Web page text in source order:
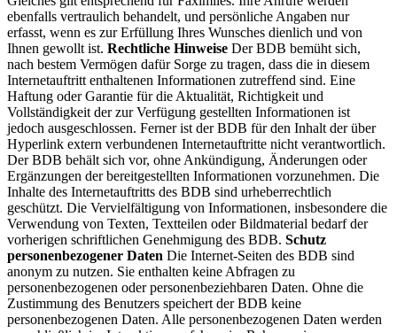
ebenfalls vertraulich behandelt, und persönliche Angaben nur
erfasst, wenn es zur Erfüllung Ihres Wunsches dienlich und von
Ihnen gewollt ist. Rechtliche Hinweise Der BDB bemüht sich,
nach bestem Vermögen dafür Sorge zu tragen, dass die in diesem
Internetauftritt enthaltenen Informationen zutreffend sind. Eine
Haftung oder Garantie für die Aktualität, Richtigkeit und
Vollständigkeit der zur Verfügung gestellten Informationen ist
jedoch ausgeschlossen. Ferner ist der BDB für den Inhalt der über
Hyperlink extern verbundenen Internetauftritte nicht verantwortlich.
Der BDB behält sich vor, ohne Ankündigung, Änderungen oder
Ergänzungen der bereitgestellten Informationen vorzunehmen. Die
Inhalte des Internetauftritts des BDB sind urheberrechtlich
geschützt. Die Vervielfältigung von Informationen, insbesondere die
Verwendung von Texten, Textteilen oder Bildmaterial bedarf der
vorherigen schriftlichen Genehmigung des BDB. Schutz
personenbezogener Daten Die Internet-Seiten des BDB sind
anonym zu nutzen. Sie enthalten keine Abfragen zu
personenbezogenen oder personenbeziehbaren Daten. Ohne die
Zustimmung des Benutzers speichert der BDB keine
personenbezogenen Daten. Alle personenbezogenen Daten werden